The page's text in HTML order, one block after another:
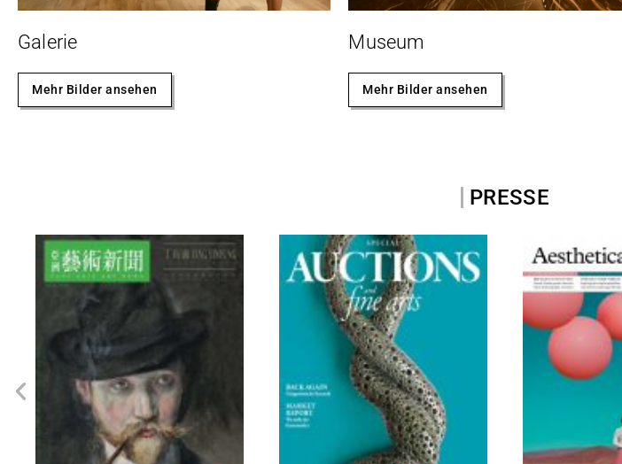
Galerie
Mehr Bilder ansehen
Museum
Mehr Bilder ansehen
PRESSE